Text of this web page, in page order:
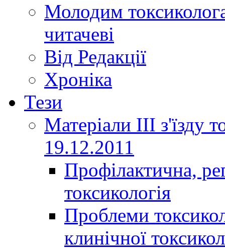
Молодим
читачеві
Від Редакції
Хроніка
Тези
Матеріали ІІІ з'їзду
19.12.2011
Профілактична,
токсикологія
Проблеми
клинічної